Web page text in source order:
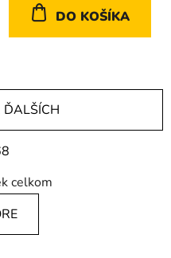
DO KOŠÍKA
celkom